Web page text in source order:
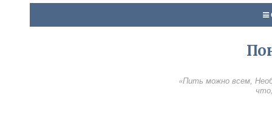
«Пить можно всем,